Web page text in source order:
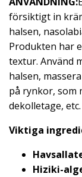
försiktigt in
halsen,
Produkten har
textur. Använd
halsen,
på rynkor, som
dekolletage, etc.
Viktiga
Hiziki-